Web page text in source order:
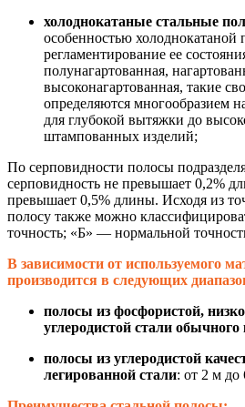
холоднокатаные стальные
особенностью холоднокатаной
регламентирование ее
полунагартованная,
высоконагартованная, такие
определяются многообразием
для глубокой вытяжки до
штампованных изделий;
По серповидности полосы
серповидность не превышает 0,2%
превышает 0,5% длины. Исходя из
полосу также можно
точность; «Б» — нормальной
В зависимости от используемого
производится в следующих
полосы из фосфористой,
углеродистой стали обычного
полосы из углеродистой
легированной стали: от 2 м до